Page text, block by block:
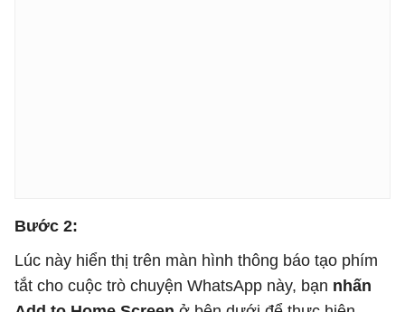
Bước 2:
Lúc này hiển thị trên màn hình thông báo tạo phím
tắt cho cuộc trò chuyện WhatsApp này, bạn nhấn